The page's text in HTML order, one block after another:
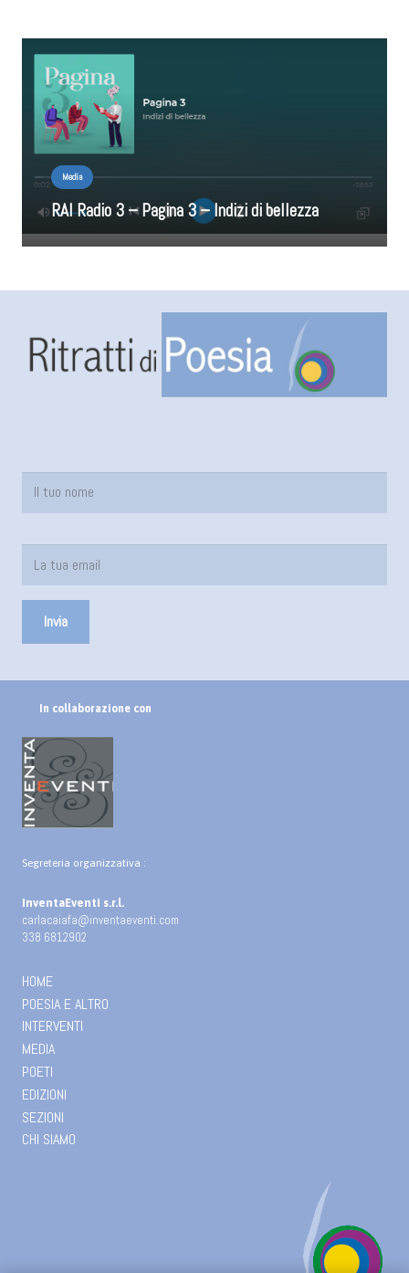
Media
RAI Radio 3 – Pagina 3 – Indizi di bellezza
In collaborazione con
Segreteria organizzativa :
InventaEventi s.r.l.
carlacaiafa@inventaeventi.com
338 6812902
HOME
POESIA E ALTRO
INTERVENTI
MEDIA
POETI
EDIZIONI
SEZIONI
CHI SIAMO